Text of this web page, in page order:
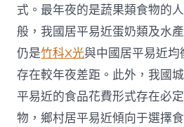
式。最年夜的是蔬果類食物的
般，我國居平易近蛋奶類及水
仍是竹科X光與中國居平易近
存在較年夜差距。此外，我國
平易近的食品花費形式存在必
物，鄉村居平易近傾向于選擇